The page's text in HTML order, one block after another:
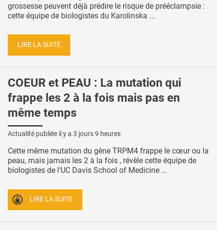
grossesse peuvent déjà prédire le risque de prééclampsie :
cette équipe de biologistes du Karolinska ...
LIRE LA SUITE
COEUR et PEAU : La mutation qui
frappe les 2 à la fois mais pas en
même temps
Actualité publiée il y a 3 jours 9 heures
Cette même mutation du gène TRPM4 frappe le cœur ou la
peau, mais jamais les 2 à la fois , révèle cette équipe de
biologistes de l'UC Davis School of Medicine ...
LIRE LA SUITE